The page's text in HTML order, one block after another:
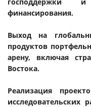
финансирования.
Выход на
продуктов
арену, включая
Востока.
Реализация
исследовательских